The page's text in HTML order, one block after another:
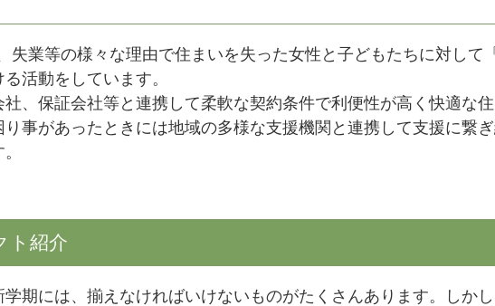
失業等の様々な理由で住まいを失った女性と子どもたちに対して
活動をしています。
社、保証会社等と連携して柔軟な契約条件で利便性が高く快適な
り事があったときには地域の多様な支援機関と連携して支援に繋
ト紹介
学期には、揃えなければいけないものがたくさんあります。しか